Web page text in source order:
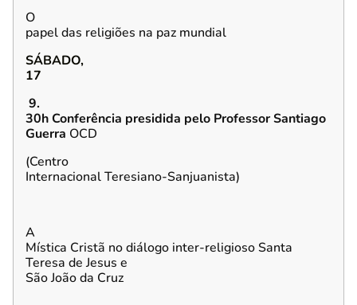
O
papel das religiões na paz mundial
SÁBADO,
17
9.
30h Conferência presidida pelo Professor Santiago
Guerra OCD
(Centro
Internacional Teresiano-Sanjuanista)
A
Mística Cristã no diálogo inter-religioso Santa
Teresa de Jesus e
São João da Cruz